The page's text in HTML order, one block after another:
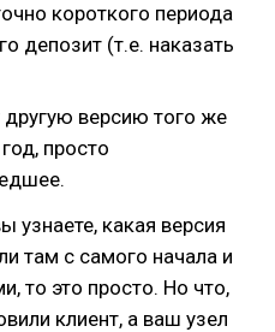
короткого периода
депозит (т.е. наказать
другую версию того же
просто
узнаете, какая версия
там с самого начала и
то это просто. Но что,
клиент, а ваш узел